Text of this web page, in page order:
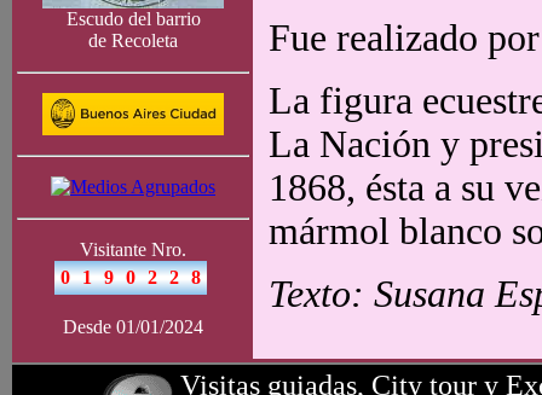
Escudo del barrio
de Recoleta
Visitante Nro.
Desde 01/01/2024
Fue realizado
La figura
La Nación y
1868, ésta a su
mármol blanco
Texto: Susana
Visitas guiadas, City tour y